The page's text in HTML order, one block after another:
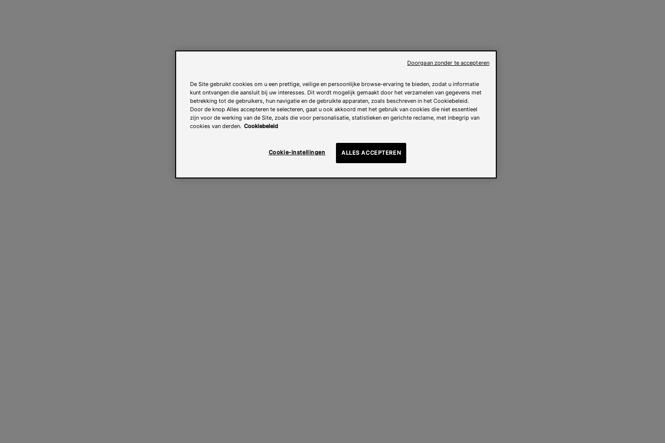
De Site gebruikt cookies om u een prettige, veilige en persoonlijke browse-ervaring te bieden, zodat u informatie
kunt ontvangen die aansluit bij uw interesses. Dit wordt mogelijk gemaakt door het verzamelen van gegevens met
betrekking tot de gebruikers, hun navigatie en de gebruikte apparaten, zoals beschreven in het Cookiebeleid.
Door de knop Alles accepteren te selecteren, gaat u ook akkoord met het gebruik van cookies die niet essentieel
zijn voor de werking van de Site, zoals die voor personalisatie, statistieken en gerichte reclame, met inbegrip van
cookies van derden. Cookiebeleid
Cookie-instellingen ALLES ACCEPTEREN
Doorgaan zonder te accepteren